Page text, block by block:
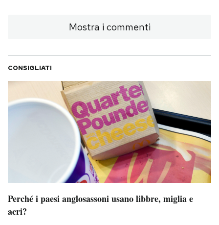
Mostra i commenti
CONSIGLIATI
Perché i paesi anglosassoni usano libbre, miglia e
acri?